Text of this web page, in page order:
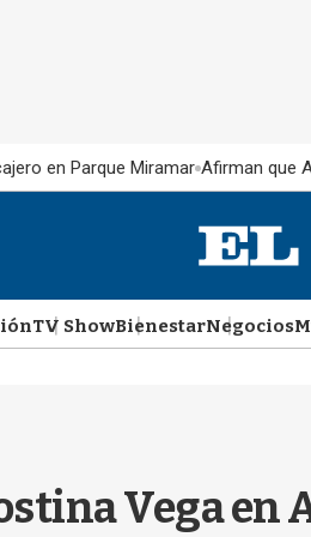
en Parque Miramar Afirman que
TV ShowBienestarNegocios
Vega en